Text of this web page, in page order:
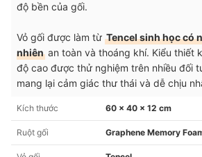
độ bền của gối.
Vỏ gối được làm từ Tencel sinh học có
nhiên an toàn và thoáng khí. Kiểu thiết
độ cao được thử nghiệm trên nhiều đối
mang lại cảm giác thư thái và dễ chịu
Kích thước 60 x 40 x 12 cm
Ruột gối Graphene Memory